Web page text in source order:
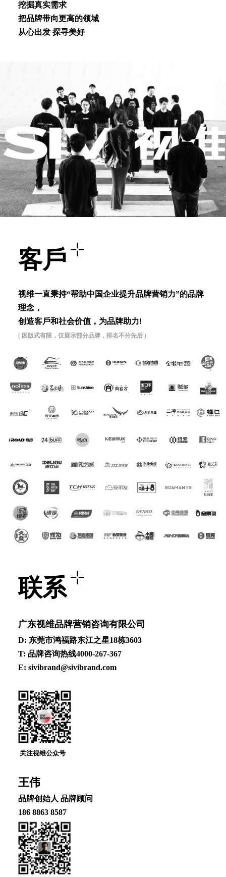
挖掘真实需求
把品牌带向更⾼的领域
从⼼出发 探寻美好
客⼾
视维⼀直秉持“帮助中国企业提升品牌营销⼒”的品牌
理念，
创造客⼾和社会价值，为品牌助⼒!
( 因版式有限，仅展示部分品牌，排名不分先后 )
联系
⼴东视维品牌营销咨询有限公司
D: 东莞市鸿福路东江之星18栋3603
T: 品牌咨询热线4000-267-367
E: sivibrand@sivibrand.com
关注视维公众号
王伟
品牌创始⼈ 品牌顾问
186 8863 8587